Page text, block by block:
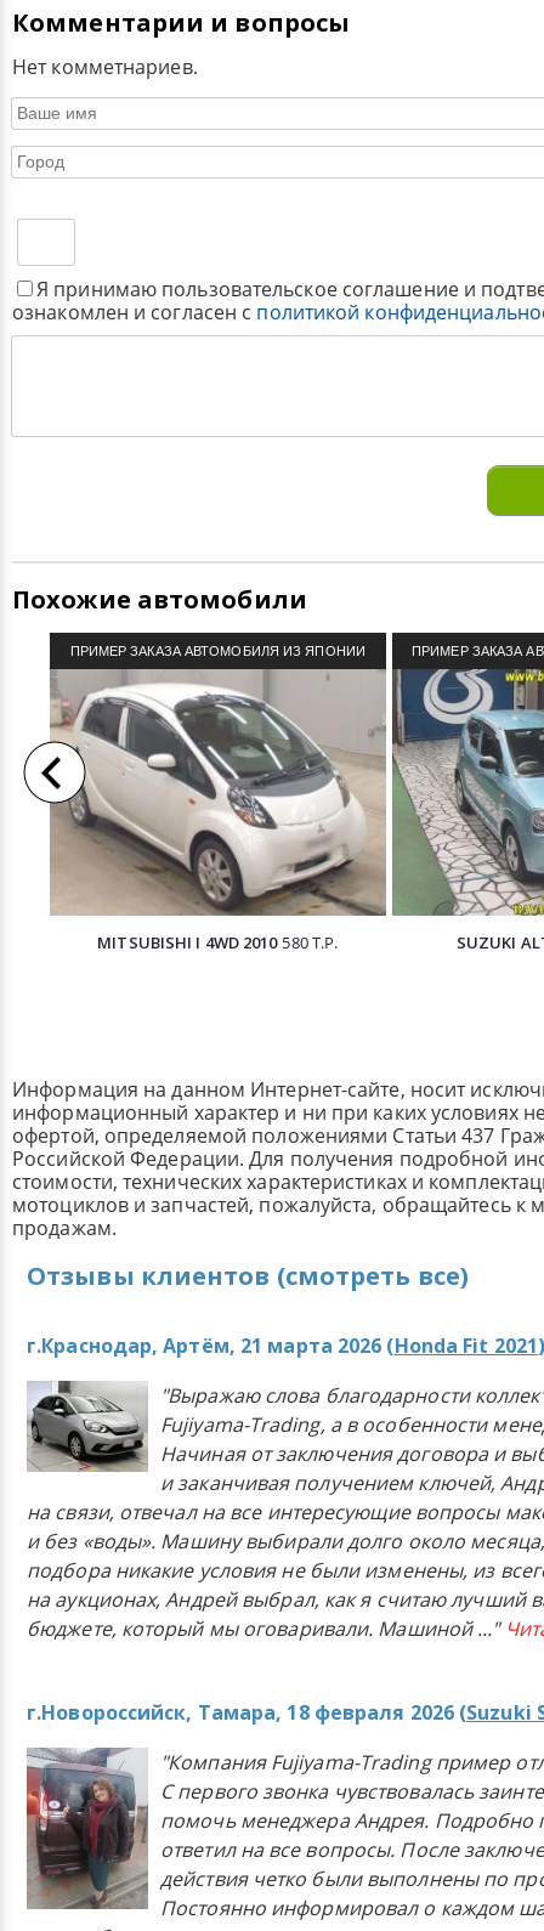
Комментарии и вопросы
Нет комметнариев.
Я принимаю пользовательское соглашение и
ознакомлен и согласен с политикой
Похожие автомобили
ПРИМЕР ЗАКАЗА АВТОМОБИЛЯ ИЗ ЯПОНИИ
MITSUBISHI I 4WD 2010 580 Т.Р.
ПРИМЕР ЗАКАЗА
SUZUKI
Информация на данном Интернет-сайте, носит
информационный характер и ни при каких условиях
офертой, определяемой положениями Статьи 437
Российской Федерации. Для получения подробной
стоимости, технических характеристиках и
мотоциклов и запчастей, пожалуйста, обращайтесь к
продажам.
Отзывы клиентов (смотреть все)
г.Краснодар, Артём, 21 марта 2026 (Honda Fit 2021
"Выражаю слова благодарности
Fujiyama-Trading, а в особенности
Начиная от заключения договора и
и заканчивая получением ключей,
на связи, отвечал на все интересующие вопросы
и без «воды». Машину выбирали долго около
подбора никакие условия не были изменены, из
на аукционах, Андрей выбрал, как я считаю лучший
бюджете, который мы оговаривали. Машиной..."
г.Новороссийск, Тамара, 18 февраля 2026 (Suzuki
"Компания Fujiyama-Trading пример
С первого звонка чувствовалась
помочь менеджера Андрея. Подробно
ответил на все вопросы. После
действия четко были выполнены по
Постоянно информировал о каждом